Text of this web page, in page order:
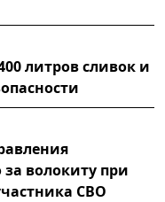
литров сливок и
волокиту при
СВО